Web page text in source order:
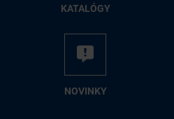
KA­TA­LÓ­GY
NO­VIN­KY